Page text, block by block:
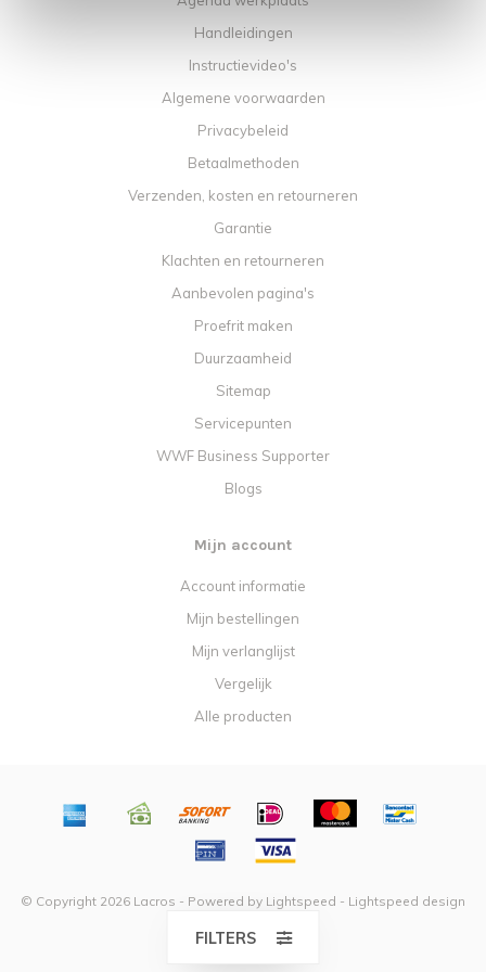
Handleidingen
Instructievideo's
Algemene voorwaarden
Privacybeleid
Betaalmethoden
Verzenden, kosten en retourneren
Garantie
Klachten en retourneren
Aanbevolen pagina's
Proefrit maken
Duurzaamheid
Sitemap
Servicepunten
WWF Business Supporter
Blogs
Mijn account
Account informatie
Mijn bestellingen
Mijn verlanglijst
Vergelijk
Alle producten
© Copyright 2026 Lacros - Powered by Lightspeed - Lightspeed design
byDyvelopment
FILTERS